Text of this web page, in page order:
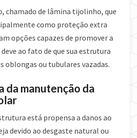
chamado de lâmina tijolinho, que
como proteção extra
opções capazes de promover a
ao fato de que sua estrutura
oblongas ou tubulares vazadas.
da manutenção da
está propensa a danos ao
devido ao desgaste natural ou